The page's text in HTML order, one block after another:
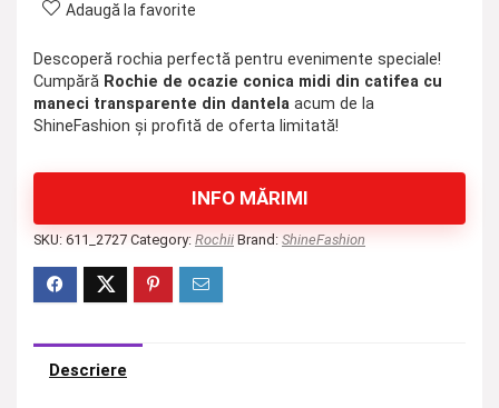
Adaugă la favorite
Descoperă rochia perfectă pentru evenimente speciale!
Cumpără Rochie de ocazie conica midi din catifea cu
maneci transparente din dantela acum de la
ShineFashion și profită de oferta limitată!
INFO MĂRIMI
SKU: 611_2727 Category: Rochii Brand: ShineFashion
Descriere